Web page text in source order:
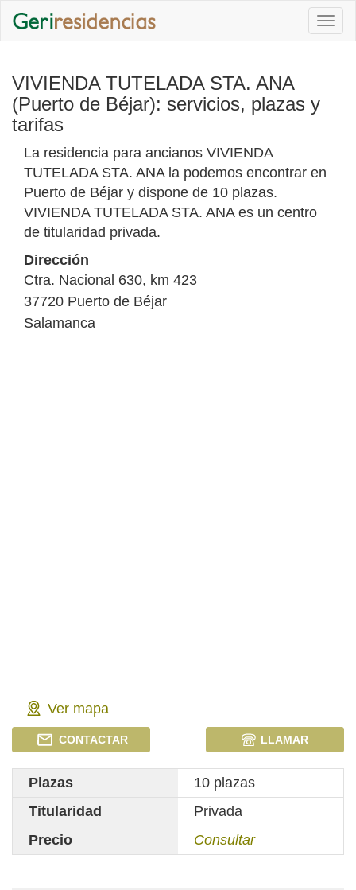
VIVIENDA TUTELADA STA. ANA
(Puerto de Béjar): servicios, plazas y
tarifas
La residencia para ancianos VIVIENDA
TUTELADA STA. ANA la podemos encontrar en
Puerto de Béjar y dispone de 10 plazas.
VIVIENDA TUTELADA STA. ANA es un centro
de titularidad privada.
Dirección
Ctra. Nacional 630, km 423
37720 Puerto de Béjar
Salamanca
Ver mapa
CONTACTAR LLAMAR
Plazas
10 plazas
Titularidad
Privada
Precio
Consultar